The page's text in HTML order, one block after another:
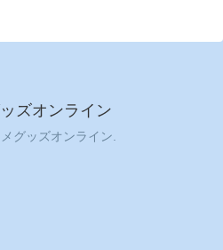
ズオンライン
グッズオンライン.